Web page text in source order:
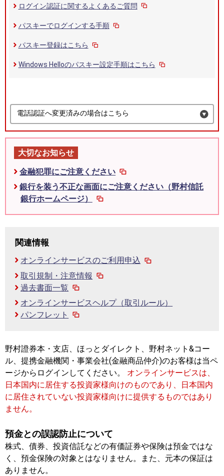
ログイン認証に関するよくあるご質問
パスキーでログインする手順
パスキー登録はこちら
Windows Helloのパスキー設定手順はこちら
電話認証へ変更済みの場合はこちら
大切なお知らせ
金融犯罪にご注意ください
銀行を装う不正な画面にご注意ください（野村信託
銀行ホームページ）
関連情報
オンラインサービスのご利用申込
取引規制・注意情報
過去書面一覧
オンラインサービスヘルプ（取引ルール）
パンフレット
野村證券本・支店、ほっとダイレクト、野村ネット&コー
ル、提携金融機関・事業会社(金融商品仲介)のお客様は当ペ
ージからログインしてください。 オンラインサービスは、
日本国内に居住する投資家様向けのものであり、日本国内
に居住されていない投資家様向けに提供するものではあり
ません。
預金との誤認防止について
株式、債券、投資信託などの有価証券や保険は預金ではな
く、預金保険の対象とはなりません。また、元本の保証は
ありません。